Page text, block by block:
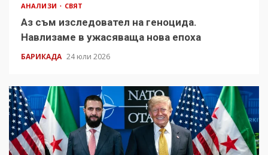
АНАЛИЗИ СВЯТ
Аз съм изследовател на геноцида.
Навлизаме в ужасяваща нова епоха
БАРИКАДА 24 юли 2026